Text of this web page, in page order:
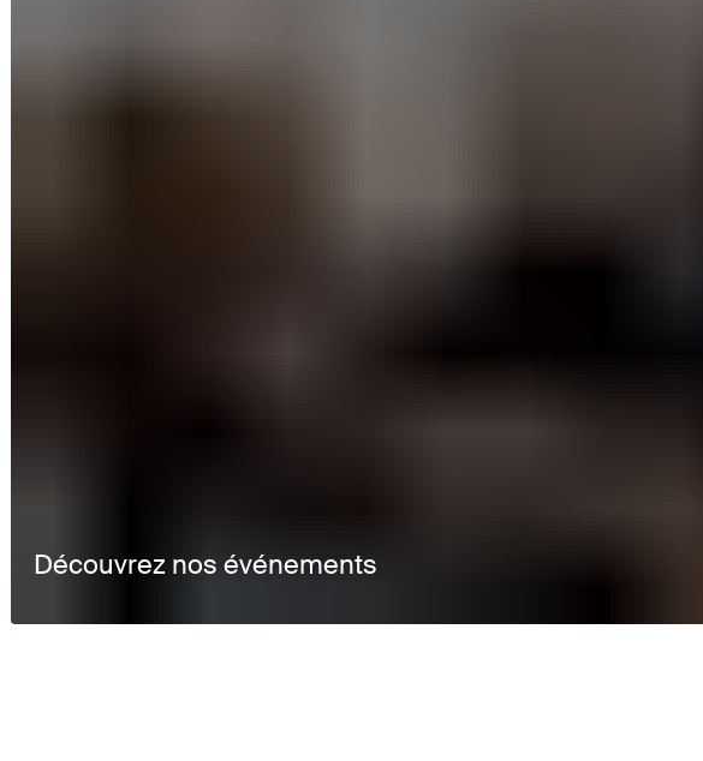
Découvrez nos événements